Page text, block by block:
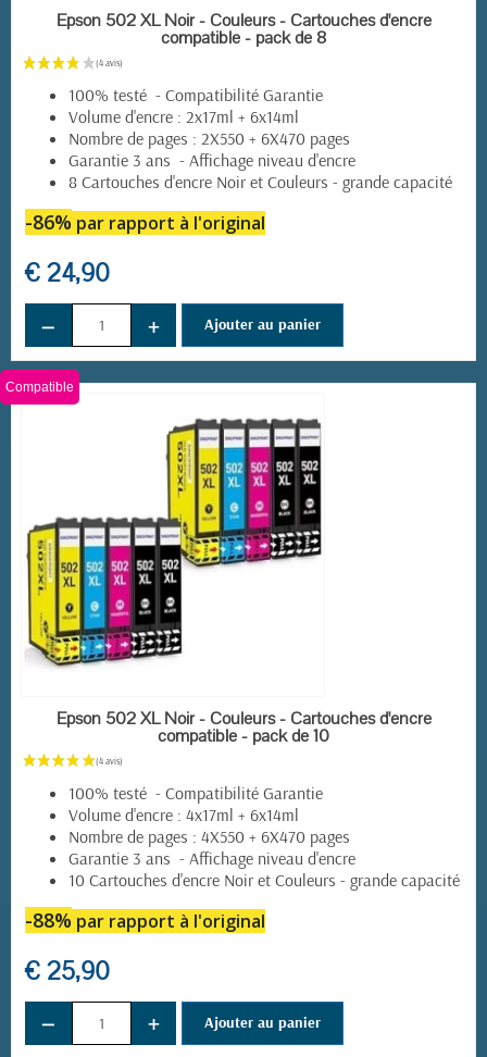
EN STOCK
Epson 502 XL Noir - Couleurs - Cartouches d'encre
compatible - pack de 8
100% testé - Compatibilité Garantie
Volume d'encre : 2x17ml + 6x14ml
Nombre de pages : 2X550 + 6X470 pages
Garantie 3 ans - Affichage niveau d'encre
8 Cartouches d'encre Noir et Couleurs - grande capacité
-86% par rapport à l'original
€ 24,90
− + Ajouter au panier
EN STOCK
Compatible
Epson 502 XL Noir - Couleurs - Cartouches d'encre
compatible - pack de 10
100% testé - Compatibilité Garantie
Volume d'encre : 4x17ml + 6x14ml
Nombre de pages : 4X550 + 6X470 pages
Garantie 3 ans - Affichage niveau d'encre
10 Cartouches d'encre Noir et Couleurs - grande capacité
-88% par rapport à l'original
€ 25,90
− + Ajouter au panier